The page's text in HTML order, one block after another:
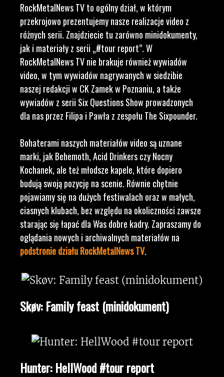
RockMetalNews TV to ogólny dział, w którym
przekrojowo prezentujemy nasze realizacje video z
różnych serii. Znajdziecie tu zarówno minidokumenty,
jak i materiały z serii „#tour report”. W
RockMetalNews TV nie brakuje również wywiadów
video, w tym wywiadów nagrywanych w siedzibie
naszej redakcji w CK Zamek w Poznaniu, a także
wywiadów z serii Six Questions Show prowadzonych
dla nas przez Filipa i Pawła z zespołu The Sixpounder.
Bohaterami naszych materiałów video są uznane
marki, jak Behemoth, Acid Drinkers czy Nocny
Kochanek, ale też młodsze kapele, które dopiero
budują swoją pozycję na scenie. Równie chętnie
pojawiamy się na dużych festiwalach oraz w małych,
ciasnych klubach, bez względu na okoliczności zawsze
starając się łapać dla Was dobre kadry. Zapraszamy do
oglądania nowych i archiwalnych materiałów na
podstronie działu RockMetalNews TV.
Skøv: Family feast (minidokument)
Hunter: HellWood #tour report